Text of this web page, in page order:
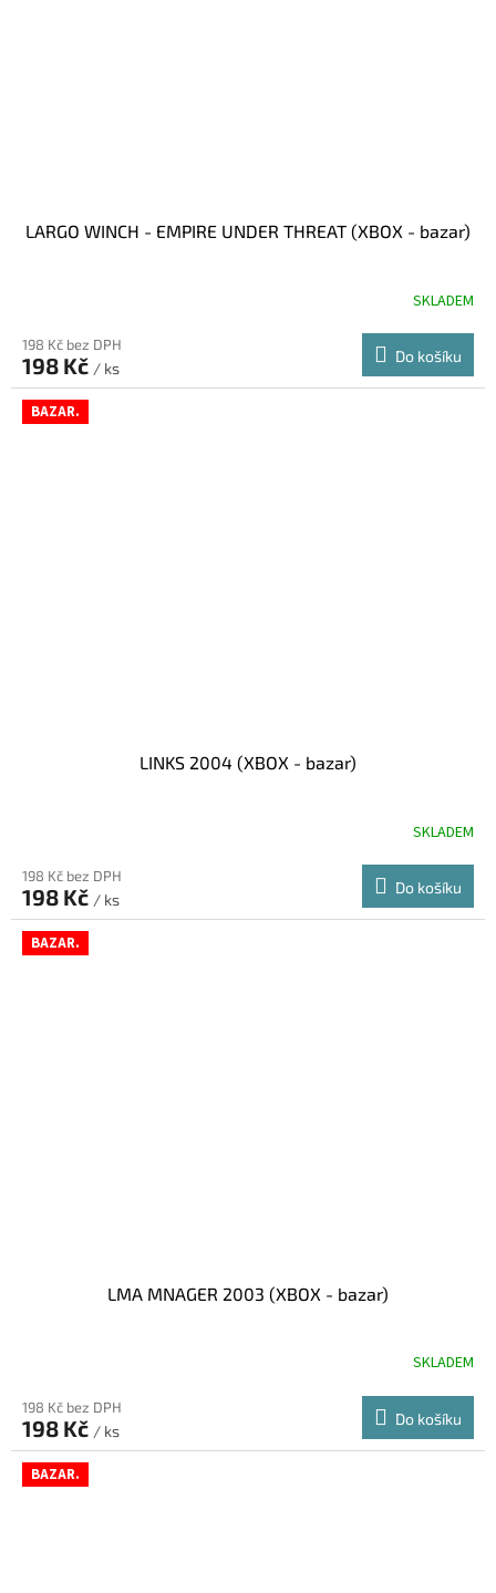
LARGO WINCH - EMPIRE UNDER THREAT (XBOX - bazar)
SKLADEM
198 Kč bez DPH
198 Kč / ks
Do košíku
BAZAR.
LINKS 2004 (XBOX - bazar)
SKLADEM
198 Kč bez DPH
198 Kč / ks
Do košíku
BAZAR.
LMA MNAGER 2003 (XBOX - bazar)
SKLADEM
198 Kč bez DPH
198 Kč / ks
Do košíku
BAZAR.